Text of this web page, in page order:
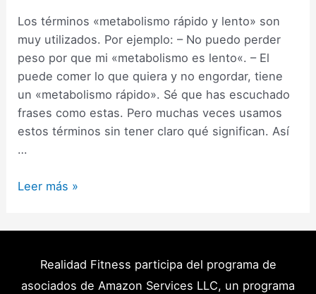
Los términos «metabolismo rápido y lento» son
muy utilizados. Por ejemplo: – No puedo perder
peso por que mi «metabolismo es lento«. – El
puede comer lo que quiera y no engordar, tiene
un «metabolismo rápido». Sé que has escuchado
frases como estas. Pero muchas veces usamos
estos términos sin tener claro qué significan. Así
…
Metabolismo
Leer más »
Realidad Fitness participa del programa de
asociados de Amazon Services LLC, un programa